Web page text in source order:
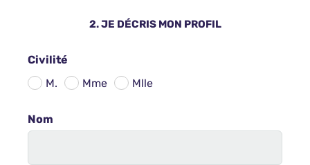
2. JE DÉCRIS MON PROFIL
Civilité
M.
Mme Mlle
Nom